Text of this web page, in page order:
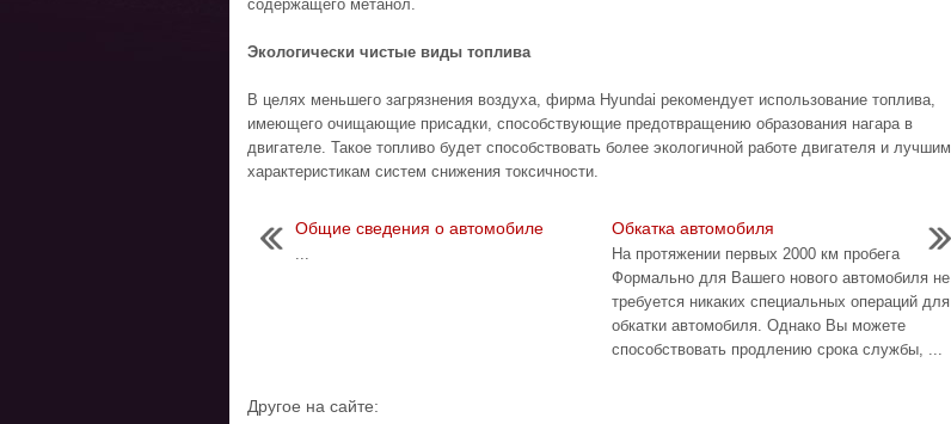
содержащего метанол.
Экологически чистые виды топлива
В целях меньшего загрязнения воздуха, фирма Hyundai рекомендует использование топлива,
имеющего очищающие присадки, способствующие предотвращению образования нагара в
двигателе. Такое топливо будет способствовать более экологичной работе двигателя и лучшим
характеристикам систем снижения токсичности.
Общие сведения о автомобиле
...
Обкатка автомобиля
На протяжении первых 2000 км пробега
Формально для Вашего нового автомобиля не
требуется никаких специальных операций для
обкатки автомобиля. Однако Вы можете
способствовать продлению срока службы, ...
Другое на сайте: